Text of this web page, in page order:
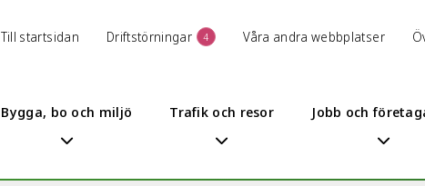
Till startsidan Driftstörningar 4 Våra andra webbplatser
Bygga, bo och miljö Trafik och resor Jobb och